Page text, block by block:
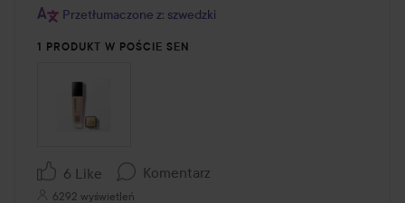
Przetłumaczone z: szwedzki
1 PRODUKT W POŚCIE SEN
6 Like Komentarz
6292 wyświetleń